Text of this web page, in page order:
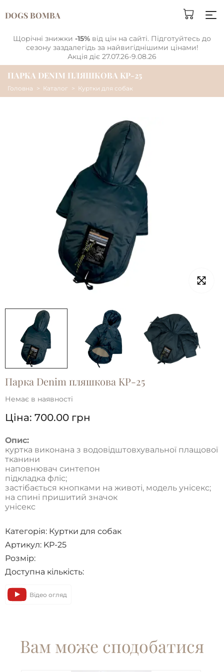
DOGS BOMBA
Щорічні знижки -15% від цін на сайті. Підготуйтесь до
сезону заздалегідь за найвигіднішими цінами!
Акція діє 27.07.26-9.08.26
ПАРКА DENIM ПЛЯШКОВА KP-25
Головна Каталог Куртки для собак
Парка Denim пляшкова KP-25
Немає в наявності
Ціна: 700.00 грн
Опис:
куртка виконана з водовідштовхувальної плащової
тканини
наповнювач синтепон
підкладка фліс;
застібається кнопками на животі, модель унісекс;
на спині пришитий значок
унiсекс
Категорія: Куртки для собак
Артикул: KP-25
Розмір:
Доступна кількість:
Відео огляд
Вам може сподобатися